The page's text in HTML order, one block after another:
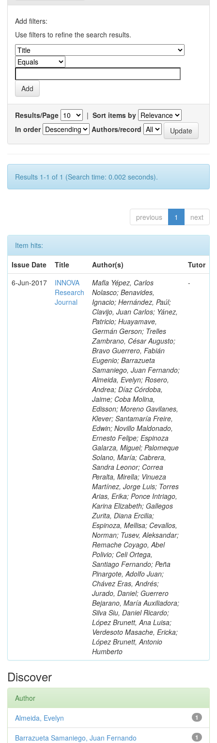
Add filters:
Use filters to refine the search results.
Results/Page | Sort items by
In order
Authors/record
Results 1-1 of 1 (Search time: 0.002 seconds).
previous 1 next
Item hits:
Issue Date
Title Author(s)
Tutor
6-Jun-2017
INNOVA
Research
Journal
Mafla Yépez, Carlos
Nolasco; Benavides,
Ignacio; Hernández, Paúl;
Clavijo, Juan Carlos; Yánez,
Patricio; Huayamave,
Germán Gerson; Trelles
Zambrano, César Augusto;
Bravo Guerrero, Fabián
Eugenio; Barrazueta
Samaniego, Juan Fernando;
Almeida, Evelyn; Rosero,
Andrea; Díaz Córdoba,
Jaime; Coba Molina,
Edisson; Moreno Gavilanes,
Klever; Santamaría Freire,
Edwin; Novillo Maldonado,
Ernesto Felipe; Espinoza
Galarza, Miguel; Palomeque
Solano, María; Cabrera,
Sandra Leonor; Correa
Peralta, Mirella; Vinueza
Martínez, Jorge Luis; Torres
Arias, Erika; Ponce Intriago,
Karina Elizabeth; Gallegos
Zurita, Diana Ercilia;
Espinoza, Mellisa; Cevallos,
Norman; Tusev, Aleksandar;
Remache Coyago, Abel
Polivio; Celi Ortega,
Santiago Fernando; Peña
Pinargote, Adolfo Juan;
Chávez Eras, Andrés;
Jurado, Daniel; Guerrero
Bejarano, María Auxiliadora;
Silva Siu, Daniel Ricardo;
López Brunett, Ana Luisa;
Verdesoto Masache, Ericka;
López Brunett, Antonio
Humberto
-
Discover
Author
1
Almeida, Evelyn
1
Barrazueta Samaniego, Juan Fernando